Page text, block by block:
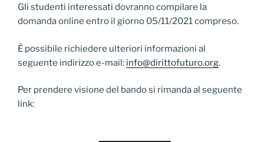
Gli studenti interessati dovranno compilare la
domanda online entro il giorno 05/11/2021 compreso.
È possibile richiedere ulteriori informazioni al
seguente indirizzo e-mail: info@dirittofuturo.org.
Per prendere visione del bando si rimanda al seguente
link: